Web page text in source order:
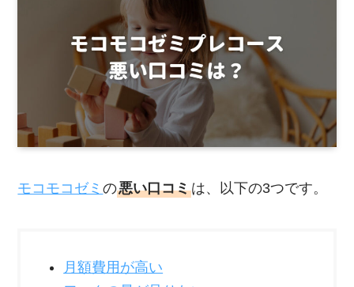
モコモコゼミの悪い口コミは、以下の3つです。
月額費用が高い